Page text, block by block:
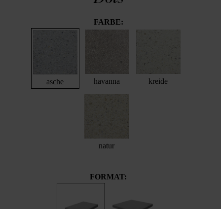
FARBE:
asche havanna kreide
natur
FORMAT: